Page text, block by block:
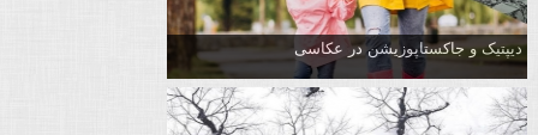
دیپتیک و جاکستا‌پوزیشن در عکاسی